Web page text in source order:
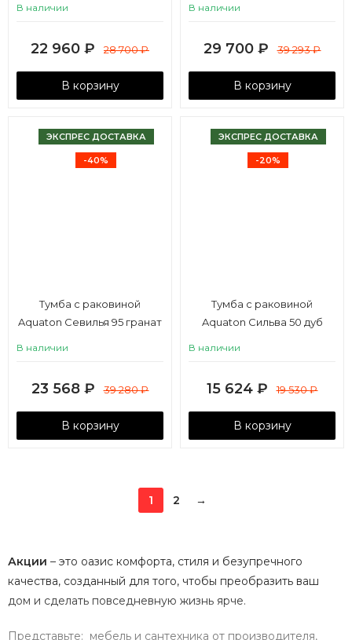
В наличии
22 960 ₽ 28 700₽
В корзину
В наличии
29 700 ₽ 39 293₽
В корзину
ЭКСПРЕС ДОСТАВКА
-40%
Тумба с раковиной
Aquaton Севилья 95 гранат
В наличии
23 568 ₽ 39 280₽
В корзину
ЭКСПРЕС ДОСТАВКА
-20%
Тумба с раковиной
Aquaton Сильва 50 дуб
В наличии
15 624 ₽ 19 530₽
В корзину
1 2 →
Акции – это оазис комфорта, стиля и безупречного
качества, созданный для того, чтобы преобразить ваш
дом и сделать повседневную жизнь ярче.
Представьте: мебель и сантехника от производителя,